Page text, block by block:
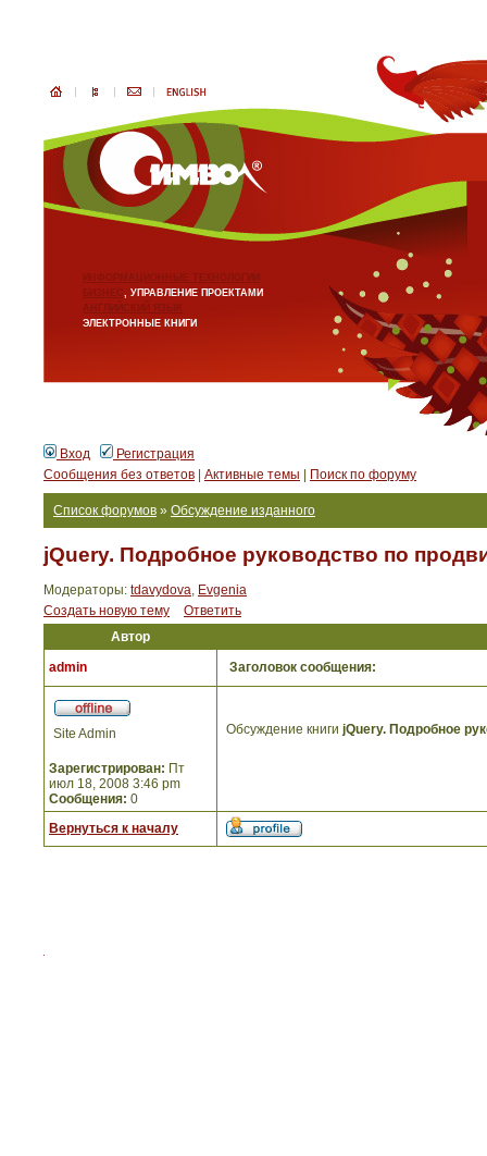
ИНФОРМАЦИОННЫЕ ТЕХНОЛОГИИ
БИЗНЕС, УПРАВЛЕНИЕ ПРОЕКТАМИ
АНГЛИЙСКИЙ ЯЗЫК
ЭЛЕКТРОННЫЕ КНИГИ
Вход
Регистрация
Сообщения без ответов
Активные темы Поиск по форуму
Список форумов » Обсуждение изданного
jQuery. Подробное руководство по
Модераторы: tdavydova, Evgenia
Создать новую тему
Ответить
Автор
admin
Заголовок сообщения:
Site Admin
Зарегистрирован: Пт
июл 18, 2008 3:46 pm
Сообщения: 0
Обсуждение книги jQuery. Подробное
Вернуться к началу